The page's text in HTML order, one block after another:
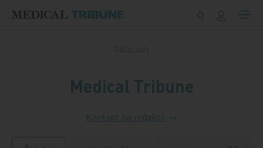
Medical Tribune
Kontakt na redakci